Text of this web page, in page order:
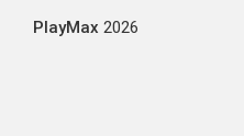
PlayMax 2026